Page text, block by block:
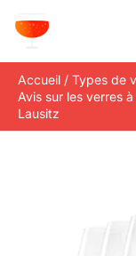
Accueil
Types de
Avis sur les verres
Lausitz
e
c
h
e
r